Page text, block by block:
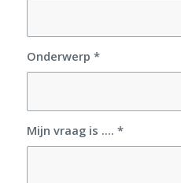
Onderwerp *
Mijn vraag is .... *